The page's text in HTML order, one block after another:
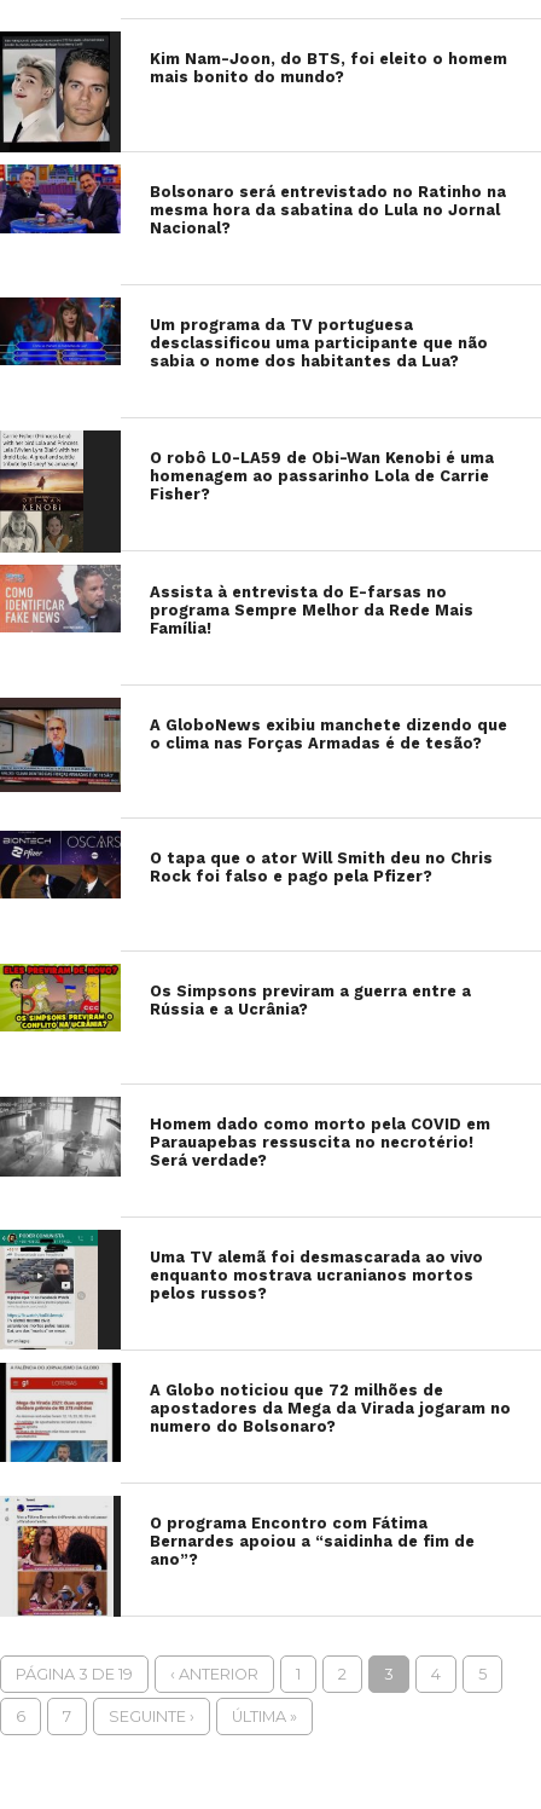
Kim Nam-Joon, do BTS, foi eleito o homem
mais bonito do mundo?
Bolsonaro será entrevistado no Ratinho na
mesma hora da sabatina do Lula no Jornal
Nacional?
Um programa da TV portuguesa
desclassificou uma participante que não
sabia o nome dos habitantes da Lua?
O robô L0-LA59 de Obi-Wan Kenobi é uma
homenagem ao passarinho Lola de Carrie
Fisher?
Assista à entrevista do E-farsas no
programa Sempre Melhor da Rede Mais
Família!
A GloboNews exibiu manchete dizendo que
o clima nas Forças Armadas é de tesão?
O tapa que o ator Will Smith deu no Chris
Rock foi falso e pago pela Pfizer?
Os Simpsons previram a guerra entre a
Rússia e a Ucrânia?
Homem dado como morto pela COVID em
Parauapebas ressuscita no necrotério!
Será verdade?
Uma TV alemã foi desmascarada ao vivo
enquanto mostrava ucranianos mortos
pelos russos?
A Globo noticiou que 72 milhões de
apostadores da Mega da Virada jogaram no
numero do Bolsonaro?
O programa Encontro com Fátima
Bernardes apoiou a “saidinha de fim de
ano”?
PÁGINA 3 DE 19 ‹ ANTERIOR 1 2 3 4 5
6 7 SEGUINTE › ÚLTIMA »